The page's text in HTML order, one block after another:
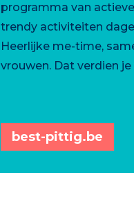
programma van
trendy activiteiten
Heerlijke me-time,
vrouwen. Dat verdien je
best-pittig.be